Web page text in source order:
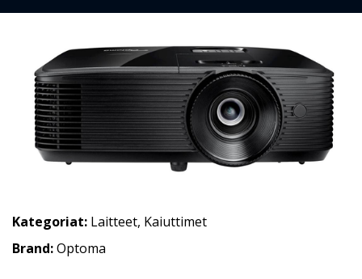
Kategoriat: Laitteet, Kaiuttimet
Brand:Optoma